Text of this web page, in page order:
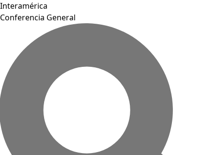
Interamérica
Conferencia General